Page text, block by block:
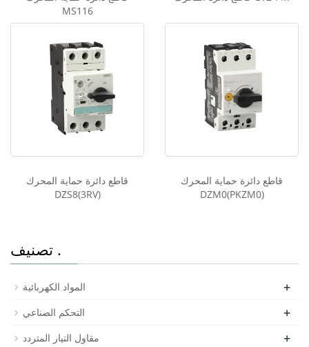
MS116
قاطع دائرة حماية المحرك
DZS8(3RV)
قاطع دائرة حماية المحرك
DZM0(PKZM0)
تصنيف .
المواد الكهربائية +
التحكم الصناعي +
مقاول التيار المتردد +